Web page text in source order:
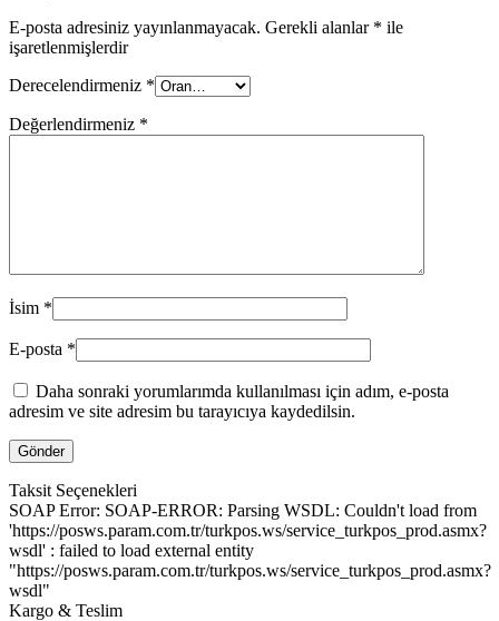
E-posta adresiniz yayınlanmayacak. Gerekli alanlar * ile
işaretlenmişlerdir
Derecelendirmeniz *
Değerlendirmeniz *
İsim *
E-posta *
Daha sonraki yorumlarımda kullanılması için adım, e-posta
adresim ve site adresim bu tarayıcıya kaydedilsin.
Taksit Seçenekleri
SOAP Error: SOAP-ERROR: Parsing WSDL: Couldn't load from
'https://posws.param.com.tr/turkpos.ws/service_turkpos_prod.asmx?
wsdl' : failed to load external entity
"https://posws.param.com.tr/turkpos.ws/service_turkpos_prod.asmx?
wsdl"
Kargo & Teslim